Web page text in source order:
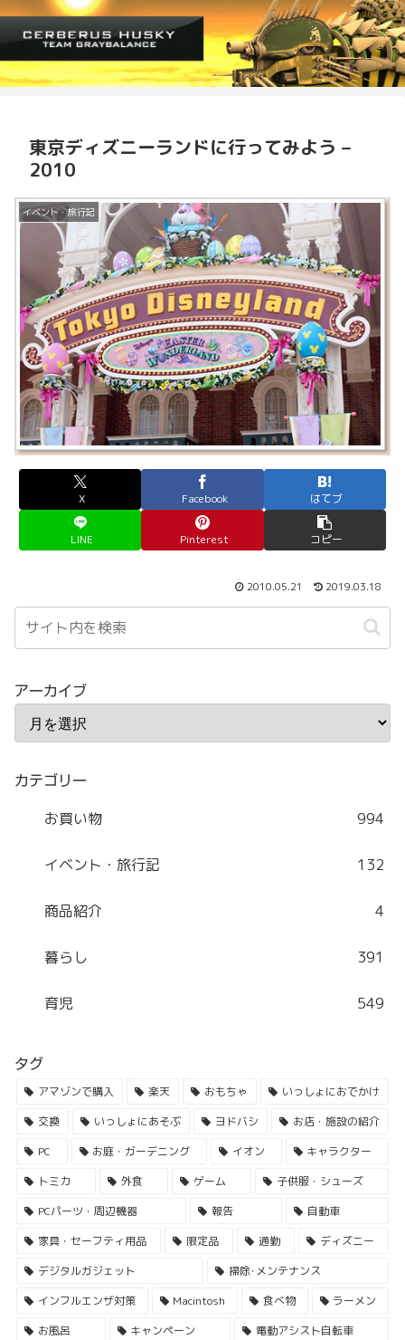
東京ディズニーランドに行ってみよう –
2010
イベント・旅行記
X Facebook はてブ
LINE Pinterest コピー
2010.05.21 2019.03.18
アーカイブ
カテゴリー
お買い物 994
イベント・旅行記 132
商品紹介 4
暮らし 391
育児 549
タグ
アマゾンで購入 楽天 おもちゃ
いっしょにおでかけ
交換
いっしょにあそぶ ヨドバシ
お店・施設の紹介
PC
お庭・ガーデニング イオン
キャラクター
トミカ
外食 ゲーム
子供服・シューズ
PCパーツ・周辺機器
報告
自動車
家具・セーフティ用品
限定品 通勤
ディズニー
デジタルガジェット
掃除･メンテナンス
インフルエンザ対策
Macintosh 食べ物
ラーメン
お風呂
キャンペーン
電動アシスト自転車